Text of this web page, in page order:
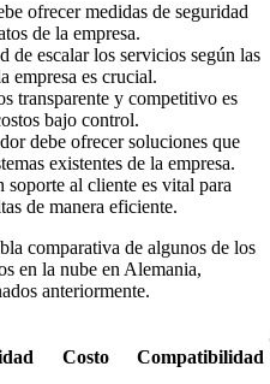
ofrecer medidas de seguridad
de la empresa.
de escalar los servicios según las
empresa es crucial.
transparente y competitivo es
bajo control.
debe ofrecer soluciones que
existentes de la empresa.
soporte al cliente es vital para
de manera eficiente.
comparativa de algunos de los
en la nube en Alemania,
anteriormente.
Costo Compatibilidad